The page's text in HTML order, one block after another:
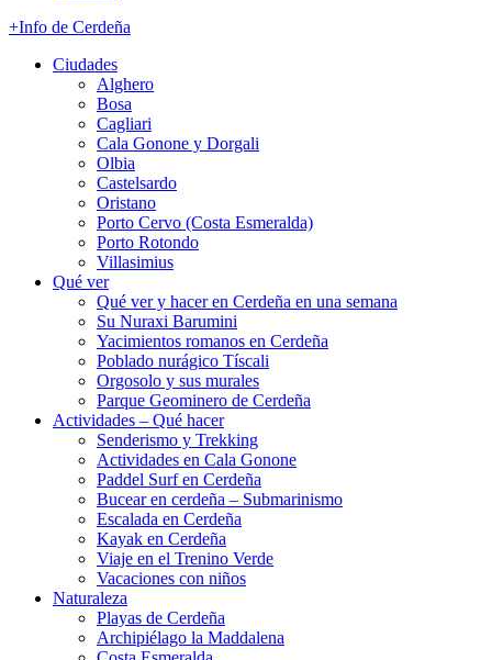
+Info de Cerdeña
Ciudades
Alghero
Bosa
Cagliari
Cala Gonone y Dorgali
Olbia
Castelsardo
Oristano
Porto Cervo (Costa Esmeralda)
Porto Rotondo
Villasimius
Qué ver
Qué ver y hacer en Cerdeña en una semana
Su Nuraxi Barumini
Yacimientos romanos en Cerdeña
Poblado nurágico Tíscali
Orgosolo y sus murales
Parque Geominero de Cerdeña
Actividades – Qué hacer
Senderismo y Trekking
Actividades en Cala Gonone
Paddel Surf en Cerdeña
Bucear en cerdeña – Submarinismo
Escalada en Cerdeña
Kayak en Cerdeña
Viaje en el Trenino Verde
Vacaciones con niños
Naturaleza
Playas de Cerdeña
Archipiélago la Maddalena